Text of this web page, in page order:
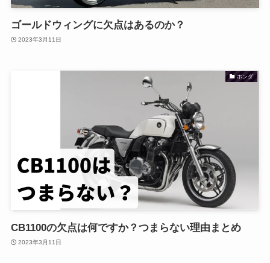
ゴールドウィングに欠点はあるのか？
2023年3月11日
ホンダ
CB1100の欠点は何ですか？つまらない理由まとめ
2023年3月11日